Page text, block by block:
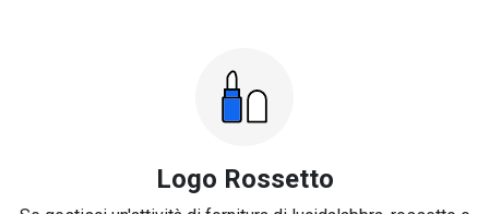
Logo Rossetto